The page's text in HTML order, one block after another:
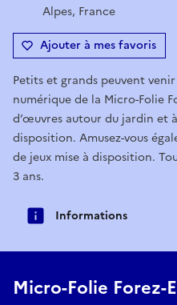
Alpes, France
Ajouter à mes favoris
Petits et grands peuvent
numérique de la Micro-Folie
d’œuvres autour du jardin et
disposition. Amusez-vous
de jeux mise à disposition.
3 ans.
Informations
Micro-Folie Forez-